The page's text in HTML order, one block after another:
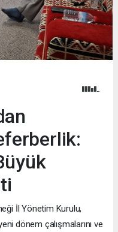
İl Yönetim Kurulu,
dönem çalışmalarını ve